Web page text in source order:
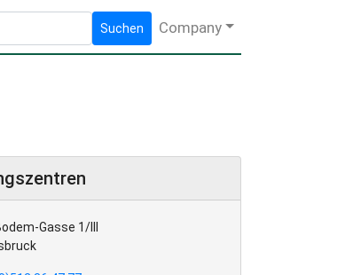
Suchen Company
Gasse 1/III